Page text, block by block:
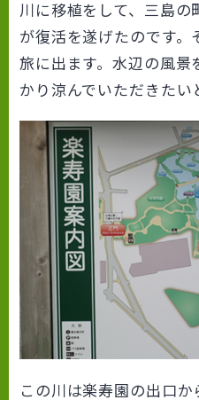
川に移植をして、三島
が復活を遂げたのです
旅に出ます。水辺の風景
かり涼んでいただきたい
この川は楽寿園の出口